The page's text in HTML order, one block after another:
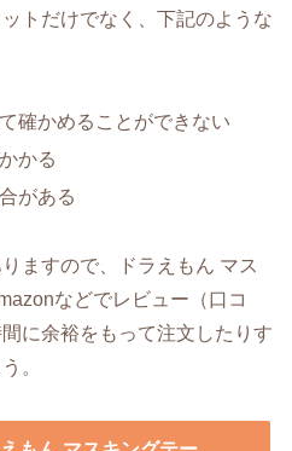
トだけでなく、下記のような
確かめることができない
かる
がある
ますので、ドラえもん マス
などでレビュー（口コ
に余裕をもって注文したりす
。